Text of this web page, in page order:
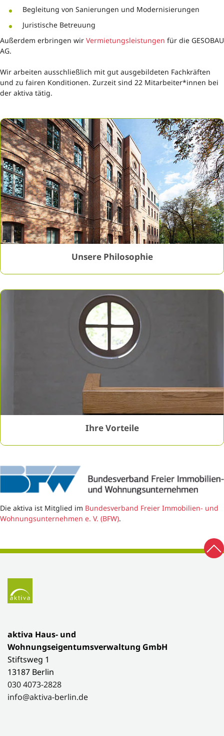
Begleitung von Sanierungen und Modernisierungen
Juristische Betreuung
Außerdem erbringen wir Vermietungsleistungen für die GESOBAU
AG.
Wir arbeiten ausschließlich mit gut ausgebildeten Fachkräften
und zu fairen Konditionen. Zurzeit sind 22 Mitarbeiter*innen bei
der aktiva tätig.
Unsere Philosophie
Ihre Vorteile
Die aktiva ist Mitglied im Bundesverband Freier Immobilien- und
Wohnungsunternehmen e. V. (BFW).
Fußbereich
Zur Startseite
aktiva Haus- und
Wohnungseigentumsverwaltung GmbH
Stiftsweg 1
13187 Berlin
030 4073-2828
info@aktiva-berlin.de